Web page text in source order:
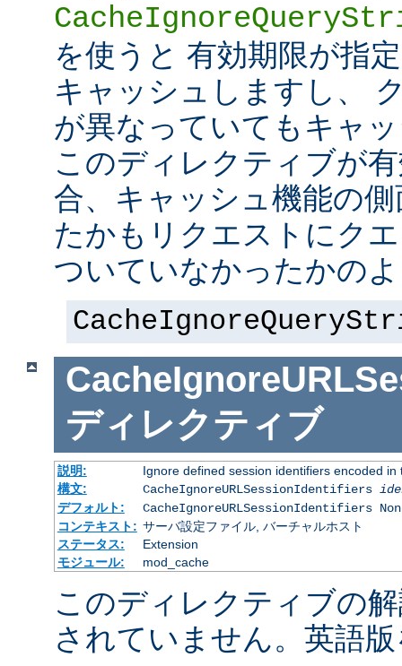
を使うと 有効期限が指
キャッシュしますし、
が異なっていてもキャ
このディレクティブが
合、キャッシュ機能の
たかもリクエストにク
ついていなかったかの
ディレクティブ
説明:
Ignore defined session identifiers encoded in
構文:
CacheIgnoreURLSessionIdentifiers
デフォルト:
CacheIgnoreURLSessionIdentifiers
コンテキスト: サーバ設定ファイル, バーチャルホスト
ステータス:
Extension
モジュール:
mod_cache
このディレクティブの
されていません。英語